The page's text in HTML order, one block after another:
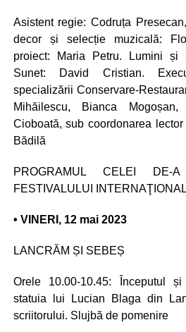
Asistent regie: Codruța
decor și selecție muzicală:
proiect: Maria Petru. Lumini și
Sunet: David Cristian.
specializării Conservare-
Mihăilescu, Bianca
Cioboată, sub coordonarea
Bădilă
PROGRAMUL CELEI
FESTIVALULUI
• VINERI, 12 mai 2023
LANCRĂM ȘI SEBEȘ
Orele 10.00-10.45: Începutul
statuia lui Lucian Blaga din
scriitorului. Slujbă de pomenire